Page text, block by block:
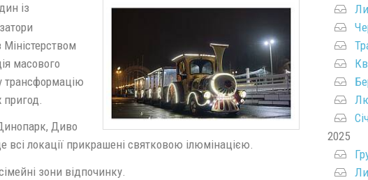
із
масового
трансформацію
пригод.
Диво
всі локації прикрашені святковою ілюмінацією.
зони відпочинку.
2025